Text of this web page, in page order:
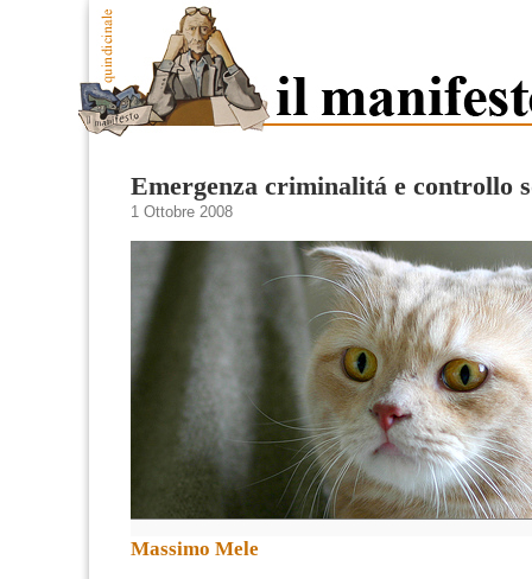
Emergenza criminalitá e controllo
1 Ottobre 2008
Massimo Mele